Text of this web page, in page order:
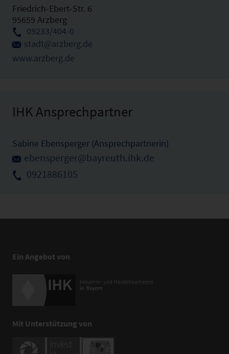
Friedrich-Ebert-Str. 6
95659 Arzberg
09233/404-0
stadt@arzberg.de
www.arzberg.de
IHK Ansprechpartner
Sabine Ebensperger (Ansprechpartnerin)
ebensperger@bayreuth.ihk.de
0921886105
Ein Angebot von
Mit Unterstützung von